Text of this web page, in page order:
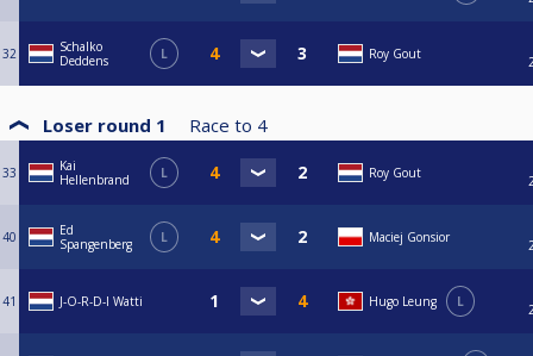
32
Schalko
Deddens
L Roy Gout
Loser round 1 Race to 4
33
Kai
Hellenbrand
L Roy Gout
40
Ed
Spangenberg
L Maciej Gonsior
41 J-O-R-D-I Watti Hugo Leung L